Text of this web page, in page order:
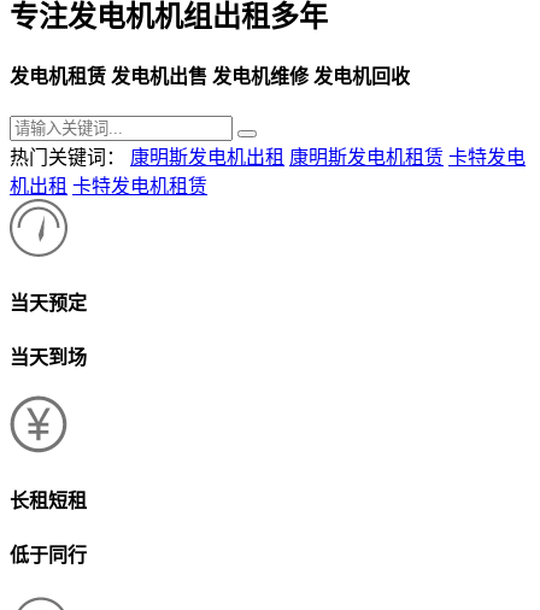
专注发电机机组出租多年
发电机租赁 发电机出售 发电机维修 发电机回收
热门关键词： 康明斯发电机出租 康明斯发电机租赁 卡特发电
机出租 卡特发电机租赁
当天预定
当天到场
长租短租
低于同行